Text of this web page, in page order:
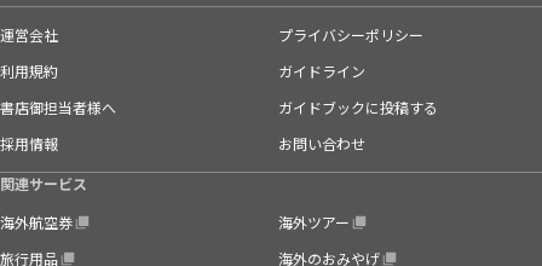
運営会社
プライバシーポリシー
利用規約
ガイドライン
書店御担当者様へ
ガイドブックに投稿する
採用情報
お問い合わせ
関連サービス
海外航空券
海外ツアー
旅行用品
海外のおみやげ